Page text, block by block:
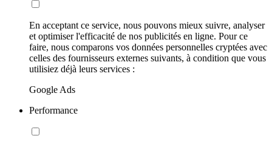
En acceptant ce service, nous pouvons mieux suivre, analyser
et optimiser l'efficacité de nos publicités en ligne. Pour ce
faire, nous comparons vos données personnelles cryptées avec
celles des fournisseurs externes suivants, à condition que vous
utilisiez déjà leurs services :
Google Ads
Performance